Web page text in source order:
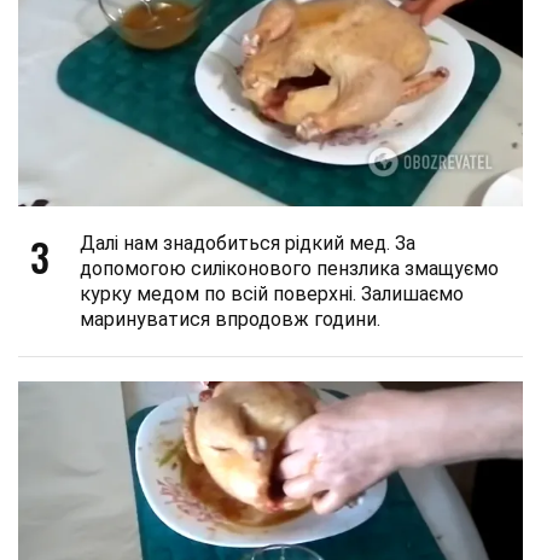
3
Далі нам знадобиться рідкий мед. За
допомогою силіконового пензлика змащуємо
курку медом по всій поверхні. Залишаємо
маринуватися впродовж години.